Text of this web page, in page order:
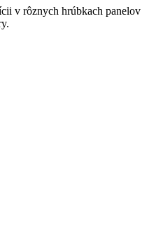
v rôznych hrúbkach panelov